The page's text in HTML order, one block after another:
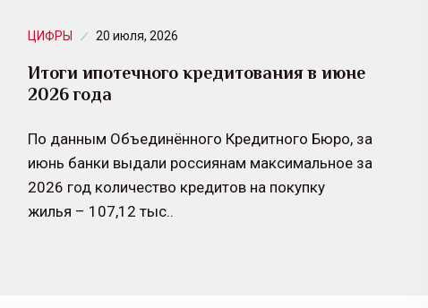
ЦИФРЫ 20 июля, 2026
Итоги ипотечного кредитования в июне
2026 года
По данным Объединённого Кредитного Бюро, за
июнь банки выдали россиянам максимальное за
2026 год количество кредитов на покупку
жилья – 107,12 тыс..